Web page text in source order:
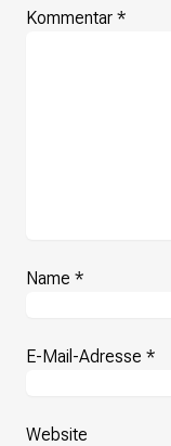
Kommentar *
Name *
E-Mail-Adresse *
Website